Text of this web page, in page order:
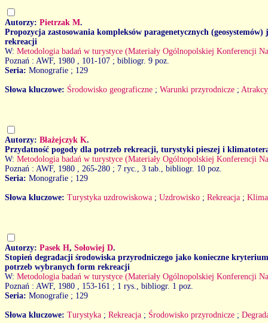
Autorzy: Pietrzak M.
Propozycja zastosowania kompleksów paragenetycznych
rekreacji
W: Metodologia badań w turystyce (Materiały Ogólnopolskiej Konferencji
Poznań : AWF, 1980
, 101-107 ; bibliogr. 9 poz.
Seria: Monografie ; 129
Słowa kluczowe: Środowisko geograficzne ; Warunki przyrodnicze ;
Autorzy: Błażejczyk K.
Przydatność pogody dla potrzeb rekreacji, turystyki pieszej i
W: Metodologia badań w turystyce (Materiały Ogólnopolskiej Konferencji
Poznań : AWF, 1980
, 265-280 ; 7 ryc., 3 tab., bibliogr. 10 poz.
Seria: Monografie ; 129
Słowa kluczowe: Turystyka uzdrowiskowa ; Uzdrowisko ; Rekreacja ;
Autorzy: Pasek H, Sołowiej D.
Stopień degradacji środowiska przyrodniczego jako konieczne
potrzeb wybranych form rekreacji
W: Metodologia badań w turystyce (Materiały Ogólnopolskiej Konferencji
Poznań : AWF, 1980
, 153-161 ; 1 rys., bibliogr. 1 poz.
Seria: Monografie ; 129
Słowa kluczowe: Turystyka ; Rekreacja ; Środowisko przyrodnicze ;